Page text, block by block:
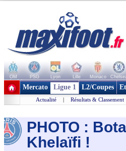
OM PSG Lyon Lille Monaco
+ de clubs
Mercato Ligue 1 L2/Coupes
Actualité | Résultats & Classement
PHOTO :
Khelaïfi !